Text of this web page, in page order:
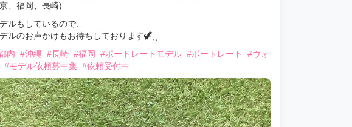
、福岡、長崎)
ルもしているので、
ルのお声かけもお待ちしております🦖⸒⸒
内 #沖縄 #長崎 #福岡 #ポートレートモデル #ポートレート
#ウォ
#モデル依頼募中集 #依頼受付中